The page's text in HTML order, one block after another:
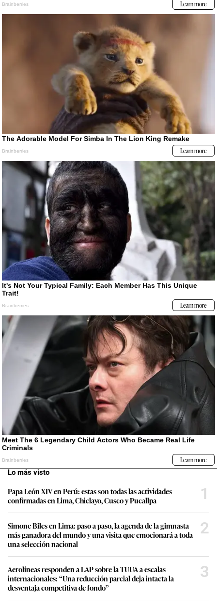
Lo más visto
Papa León XIV en Perú: estas son todas las actividades
confirmadas en Lima, Chiclayo, Cusco y Pucallpa
1
Simone Biles en Lima: paso a paso, la agenda de la gimnasta
más ganadora del mundo y una visita que emocionará a toda
una selección nacional
2
Aerolíneas responden a LAP sobre la TUUA a escalas
internacionales: “Una reducción parcial deja intacta la
desventaja competitiva de fondo”
3